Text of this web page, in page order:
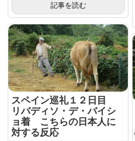
記事を読む
スペイン巡礼１２日目
リバディソ・デ・バイシ
ョ着 こちらの日本人に
対する反応